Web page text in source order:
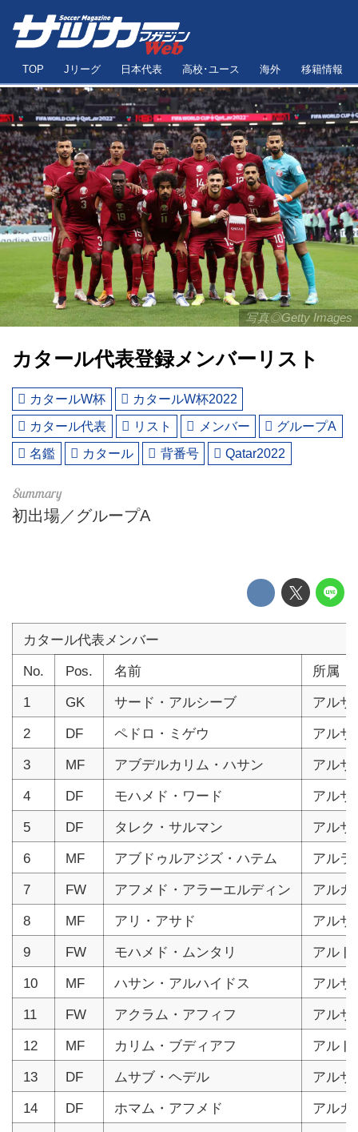
TOP Jリーグ 日本代表 高校･ユース 海外 移籍情報
写真◎Getty Images
カタール代表登録メンバーリスト
カタールW杯
カタールW杯2022
カタール代表
リスト メンバー
グループA
名鑑
カタール 背番号 Qatar2022
初出場／グループA
カタール代表メンバー
No.
Pos. 名前
所属
1
GK サード・アルシーブ
アルサ
2
DF ペドロ・ミゲウ
アルサ
3
MF アブデルカリム・ハサン
アルサ
4
DF モハメド・ワード
アルサ
5
DF タレク・サルマン
アルサ
6
MF アブドゥルアジズ・ハテム
アルラ
7
FW アフメド・アラーエルディン
アルガ
8
MF アリ・アサド
アルサ
9
FW モハメド・ムンタリ
アルド
10
MF ハサン・アルハイドス
アルサ
11
FW アクラム・アフィフ
アルサ
12
MF カリム・ブディアフ
アルド
13
DF ムサブ・ヘデル
アルサ
14
DF ホマム・アフメド
アルガ